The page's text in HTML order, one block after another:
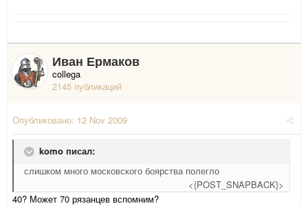
Иван Ермаков
collega
2145 публикаций
Опубликовано: 12 Nov 2009
komo писал:
слишком много московского боярства полегло
<{POST_SNAPBACK}>
40? Может 70 рязанцев вспомним?